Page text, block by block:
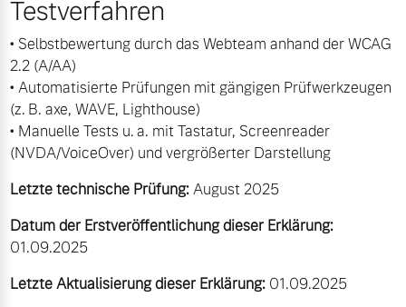
Testverfahren
• Selbstbewertung durch das Webteam anhand der WCAG
2.2 (A/AA)
• Automatisierte Prüfungen mit gängigen Prüfwerkzeugen
(z. B. axe, WAVE, Lighthouse)
• Manuelle Tests u. a. mit Tastatur, Screenreader
(NVDA/VoiceOver) und vergrößerter Darstellung
Letzte technische Prüfung:August 2025
Datum der Erstveröffentlichung dieser Erklärung:
01.09.2025
Letzte Aktualisierung dieser Erklärung: 01.09.2025